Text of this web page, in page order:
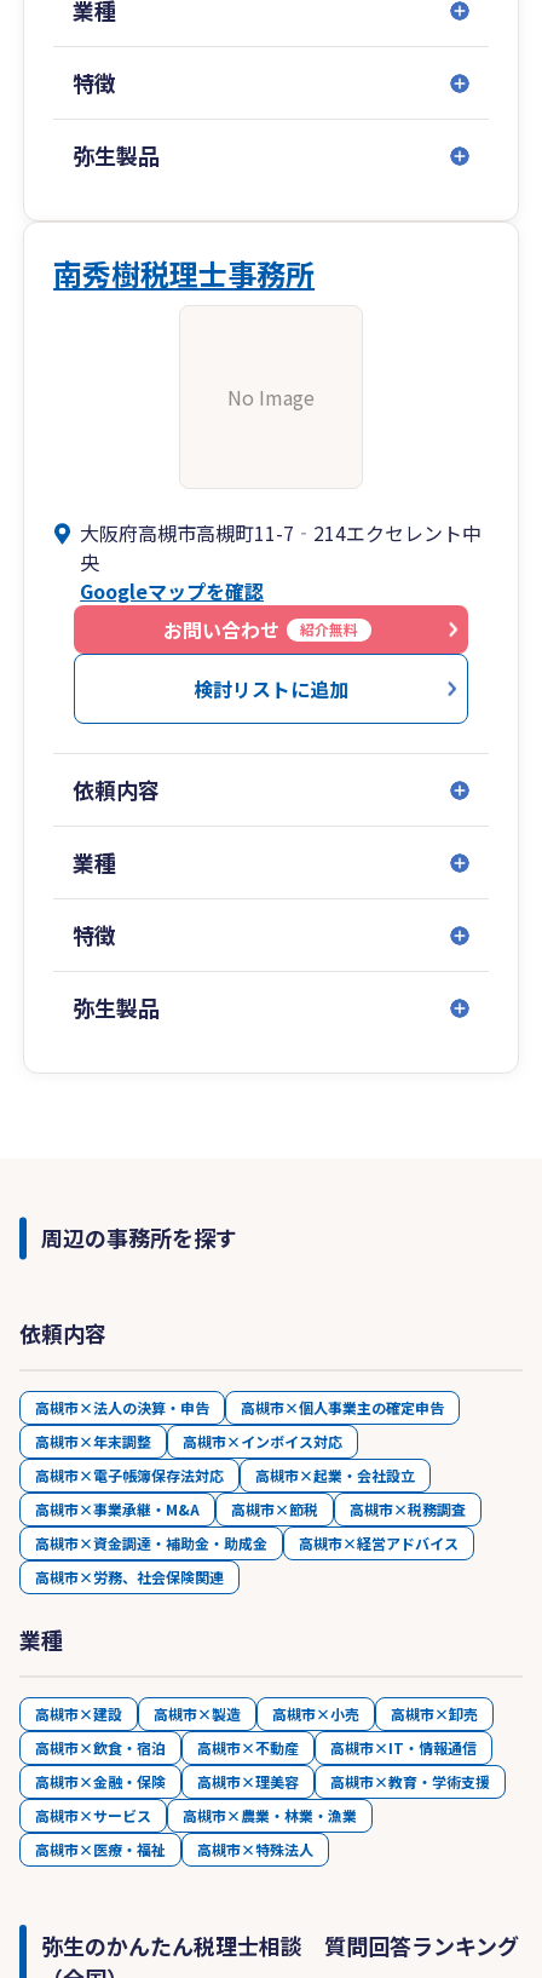
業種
特徴
弥生製品
南秀樹税理士事務所
No Image
大阪府高槻市高槻町11-7‐214エクセレント中
央
Googleマップを確認
お問い合わせ
紹介無料
検討リストに追加
依頼内容
業種
特徴
弥生製品
周辺の事務所を探す
依頼内容
高槻市×法人の決算・申告
高槻市×個人事業主の確定申告
高槻市×年末調整
高槻市×インボイス対応
高槻市×電子帳簿保存法対応
高槻市×起業・会社設立
高槻市×事業承継・M&A
高槻市×節税
高槻市×税務調査
高槻市×資金調達・補助金・助成金
高槻市×経営アドバイス
高槻市×労務、社会保険関連
業種
高槻市×建設 高槻市×製造 高槻市×小売
高槻市×卸売
高槻市×飲食・宿泊
高槻市×不動産
高槻市×IT・情報通信
高槻市×金融・保険
高槻市×理美容
高槻市×教育・学術支援
高槻市×サービス
高槻市×農業・林業・漁業
高槻市×医療・福祉
高槻市×特殊法人
弥生のかんたん税理士相談 質問回答ランキング